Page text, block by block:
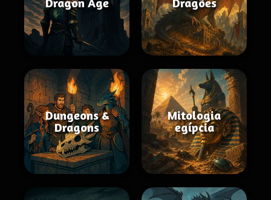
Dungeons &
Dragons
Mitologia
egípcia